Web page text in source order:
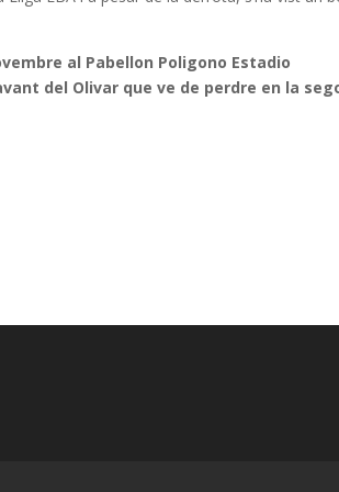
al Pabellon Poligono Estadio
del Olivar que ve de perdre en la